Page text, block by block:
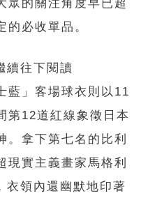
眾的關注角度早已超
的必收單品。
續往下閱讀
藍」客場球衣則以11
第12道紅線象徵日本
。拿下第七名的比利
現實主義畫家馬格利
領內還幽默地印著